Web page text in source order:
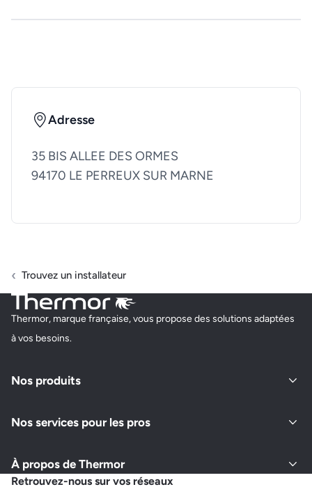
Adresse
35 BIS ALLEE DES ORMES
94170 LE PERREUX SUR MARNE
Trouvez un installateur
Thermor, marque française, vous propose des solutions adaptées
à vos besoins.
Nos produits
Nos services pour les pros
À propos de Thermor
Retrouvez-nous sur vos réseaux